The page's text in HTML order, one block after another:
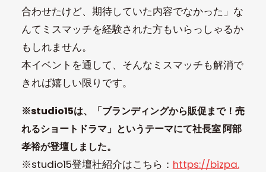
合わせたけど、期待していた内容でなかった」な
んてミスマッチを経験された方もいらっしゃるか
もしれません。
本イベントを通して、そんなミスマッチも解消で
きれば嬉しい限りです。
※studio15は、「ブランディングから販促まで！売
れるショートドラマ」というテーマにて社長室 阿部
孝裕が登壇しました。
※studio15登壇社紹介はこちら： https://bizpa.